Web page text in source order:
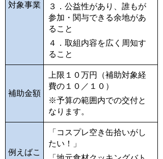
対象事業
３．公益性があり、誰もが
参加・関与できる余地があ
ること
４．取組内容を広く周知す
ること
補助金額
上限１０万円（補助対象経
費の１０／１０）
※予算の範囲内での交付と
なります。
例えばこ
「コスプレ空き缶拾いがし
たい！」